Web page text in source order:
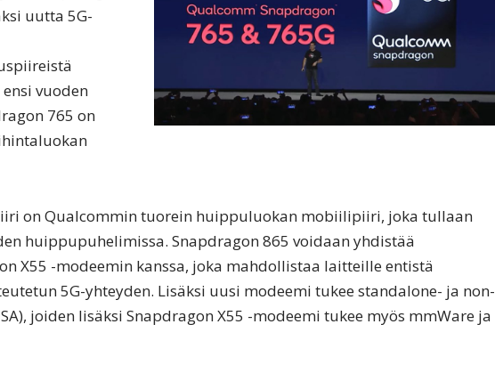
uutta 5G-
vuoden
765 on
on Qualcommin tuorein huippuluokan mobiilipiiri, joka tullaan
huippupuhelimissa. Snapdragon 865 voidaan yhdistää
X55 -modeemin kanssa, joka mahdollistaa laitteille entistä
5G-yhteyden. Lisäksi uusi modeemi tukee standalone- ja non-
joiden lisäksi Snapdragon X55 -modeemi tukee myös mmWare ja